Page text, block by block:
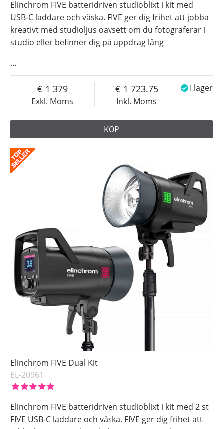
Elinchrom FIVE batteridriven studioblixt i kit med
USB-C laddare och väska. FIVE ger dig frihet att jobba
kreativt med studioljus oavsett om du fotograferar i
studio eller befinner dig på uppdrag lång
…
Exkl. Moms
1 379
Inkl. Moms
1 723.75 I lager
KÖP
Elinchrom FIVE Dual Kit
EL-20961
Elinchrom FIVE batteridriven studioblixt i kit med 2 st
FIVE USB-C laddare och väska. FIVE ger dig frihet att